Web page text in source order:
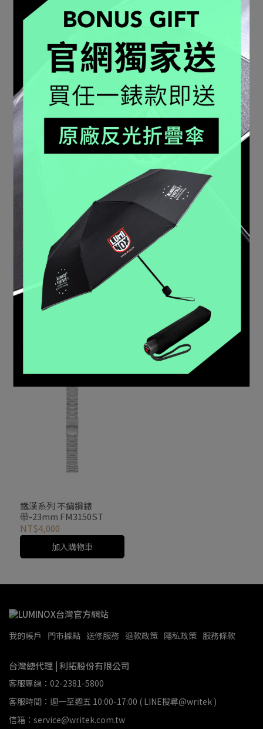
橡膠黑色錶帶 - 23mm
NT$1,600
加入購物車
海豹部隊 指標系列錶帶 -
23mm FP3050-10
NT$2,000
加入購物車
牛皮黑色黑釦錶
鋼帶-23mm(4220/4240系
列專用) FM4220-60
NT$8,000
加入購物車
鐵漢系列 不鏽鋼錶
帶-23mm FM3150ST
NT$4,000
加入購物車
我的帳戶 門市據點 送修服務 退款政策 隱私政策 服務條款
台灣總代理 | 利拓股份有限公司
客服專線：02-2381-5800
客服時間：週一至週五 10:00-17:00 ( LINE搜尋@writek )
信箱：service@writek.com.tw